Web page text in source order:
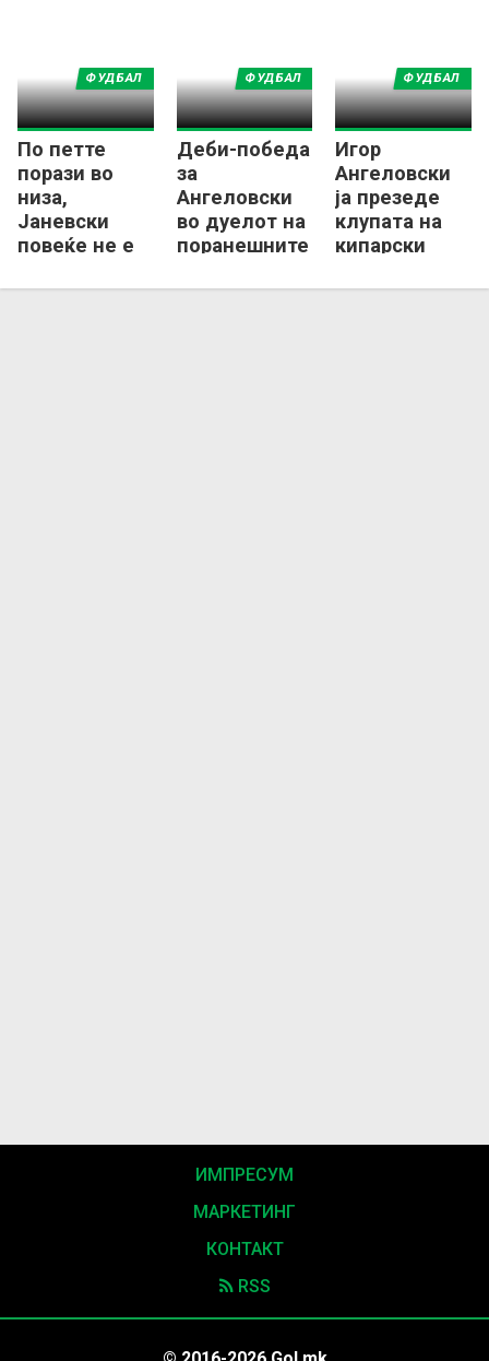
По петте
порази во
низа,
Јаневски
повеќе не е
Красава
ФУДБАЛ
Деби-победа
за
Ангеловски
во дуелот на
поранешните
селектори на
ФУДБАЛ
Игор
Ангеловски
ја презеде
клупата на
кипарски
работи со
ФУДБАЛ
ИМПРЕСУМ
МАРКЕТИНГ
КОНТАКТ
RSS